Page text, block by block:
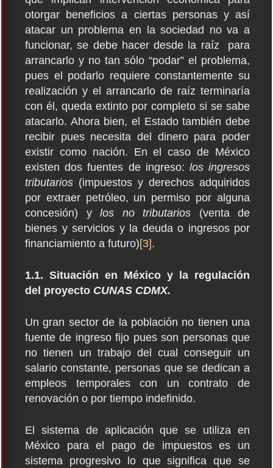
otorgar beneficios a ciertas personas y así
atacar un problema en la sociedad no va a
funcionar, se debe hacer desde la raíz para
arrancarlo y no tan sólo “podar” el problema,
pues el podarlo requiere constantemente su
realización y el arrancarlo de raíz terminaría
con él, queda extinto por completo si se sabe
atacarlo. Ahora bien, el Estado también debe
recibir pues necesita del dinero para poder
existir como nación. En el caso de México
existen dos fuentes de ingreso: los ingresos
tributarios (impuestos y derechos adquiridos
por extraer petróleo, un permiso por alguna
concesión) y los no tributarios (venta de
bienes y servicios y la deuda o ingresos por
financiamiento a futuro)[3].
1.1. Situación en México y la regulación
del proyecto CUNAS CDMX.
Un gran sector de la población no tienen una
fuente de ingreso fijo pues son personas que
no tienen un trabajo del cual conseguir un
salario constante, personas que se dedican a
empleos temporales con un contrato de
renovación o por tiempo indefinido.
El sistema de aplicación que se utiliza en
México para el pago de impuestos es un
sistema progresivo lo que significa que se